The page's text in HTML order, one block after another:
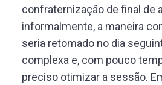
confraternização de final de
informalmente, a maneira
seria retomado no dia
complexa e, com pouco
preciso otimizar a sessão.